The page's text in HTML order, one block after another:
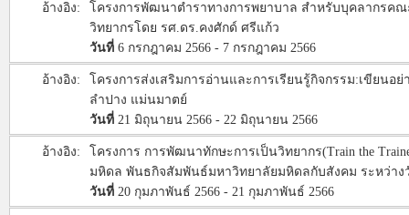
อ้างอิง:
โครงการพัฒนาตำราทางการพยาบาล สำหรับบุคลากรค
วิทยากรโดย รศ.ดร.คงศักด์ ศรีแก้ว
วันที่ 6 กรกฎาคม 2566 - 7 กรกฎาคม 2566
อ้างอิง:
โครงการส่งเสริมการอ่านและการเรียนรู้กิจกรรม:เขียนอ
ลำปาง แม่นมาตย์
วันที่ 21 มิถุนายน 2566 - 22 มิถุนายน 2566
อ้างอิง:
โครงการ การพัฒนาทักษะการเป็นวิทยากร(Train the
มหิดล พันธกิจสัมพันธ์มหาวิทยาลัยมหิดลกับสังคม ระหว่าง
วันที่ 20 กุมภาพันธ์ 2566 - 21 กุมภาพันธ์ 2566